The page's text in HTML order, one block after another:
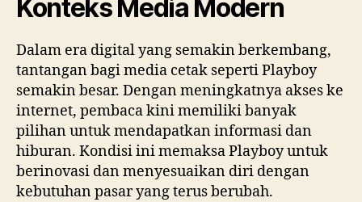
Konteks Media Modern
Dalam era digital yang semakin berkembang,
tantangan bagi media cetak seperti Playboy
semakin besar. Dengan meningkatnya akses ke
internet, pembaca kini memiliki banyak
pilihan untuk mendapatkan informasi dan
hiburan. Kondisi ini memaksa Playboy untuk
berinovasi dan menyesuaikan diri dengan
kebutuhan pasar yang terus berubah.